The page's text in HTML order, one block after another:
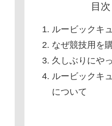
目次
ルービックキ
なぜ競技用を
久しぶりにや
ルービックキ
について